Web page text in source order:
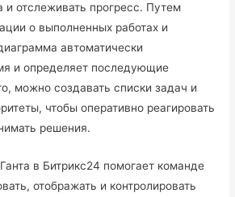
и отслеживать прогресс. Путем
о выполненных работах и
автоматически
и определяет последующие
можно создавать списки задач и
чтобы оперативно реагировать
решения.
в Битрикс24 помогает команде
отображать и контролировать